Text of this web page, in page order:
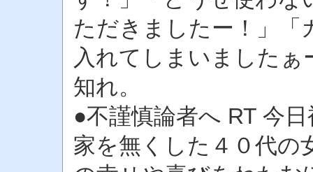
ただきましたー！」「
入れてしまいました
知れ。
●不謹慎論者へ RT 今
家を無くした４０代の